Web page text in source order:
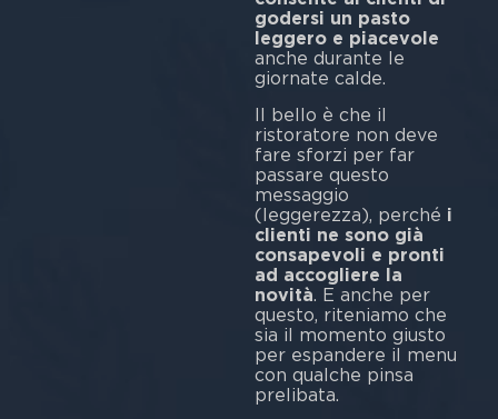
godersi un pasto
leggero e piacevole
anche durante le
giornate calde.
Il bello è che il
ristoratore non deve
fare sforzi per far
passare questo
messaggio
(leggerezza), perché i
clienti ne sono già
consapevoli e pronti
ad accogliere la
novità. E anche per
questo, riteniamo che
sia il momento giusto
per espandere il menu
con qualche pinsa
prelibata.